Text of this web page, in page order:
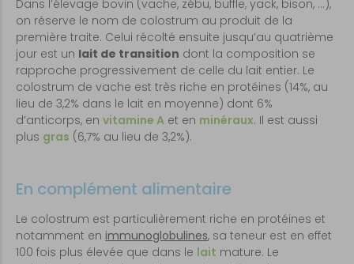
Dans l’élevage bovin (vache, zébu, buffle, yack, bison, …),
on réserve le nom de colostrum au produit de la
première traite. Celui récolté ensuite jusqu’au quatrième
jour est un lait de transition dont la composition se
rapproche progressivement de celle du lait entier. Le
colostrum de vache est très riche en protéines (14%, au
lieu de 3,2% dans le lait en moyenne) dont 6%
d’anticorps, en vitamine A et en minéraux. Il est aussi
plus gras (6,7% au lieu de 3,2%).
En complément alimentaire
Le colostrum est particulièrement riche en protéines et
notamment en immunoglobulines, sa teneur est en effet
100 fois plus élevée que dans le lait mature. Le